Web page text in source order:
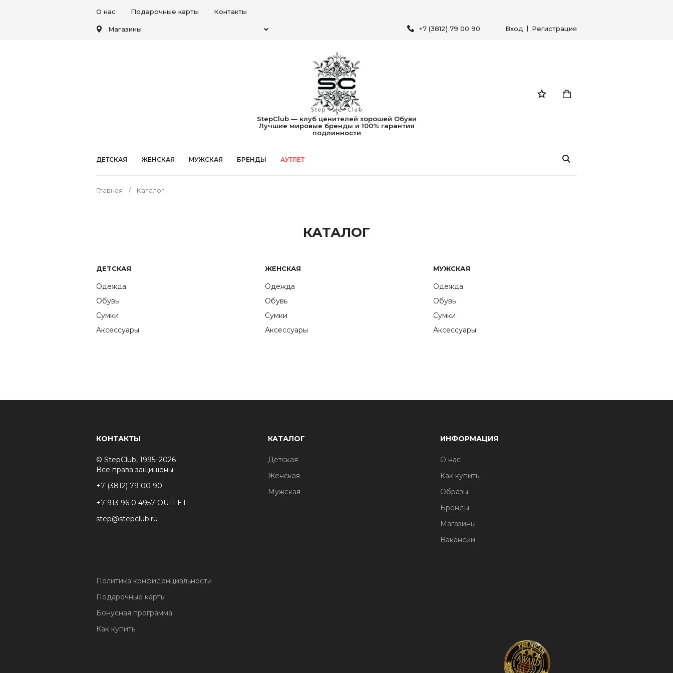
О нас Подарочные карты Контакты
Магазины +7 (3812) 79 00 90 Вход Регистрация
StepClub — клуб ценителей хорошей Обуви
Лучшие мировые бренды и 100% гарантия
подлинности
ДЕТСКАЯ ЖЕНСКАЯ МУЖСКАЯ БРЕНДЫ АУТЛЕТ
Главная Каталог
КАТАЛОГ
ДЕТСКАЯ
Одежда
Обувь
Сумки
Аксессуары
ЖЕНСКАЯ
Одежда
Обувь
Сумки
Аксессуары
МУЖСКАЯ
Одежда
Обувь
Сумки
Аксессуары
КОНТАКТЫ
© StepClub, 1995–2026
Все права защищены
+7 (3812) 79 00 90
+7 913 96 0 4957 OUTLET
step@stepclub.ru
КАТАЛОГ
Детская
Женская
Мужская
ИНФОРМАЦИЯ
О нас
Как купить
Образы
Бренды
Магазины
Вакансии
Политика конфиденциальности
Подарочные карты
Бонусная программа
Как купить